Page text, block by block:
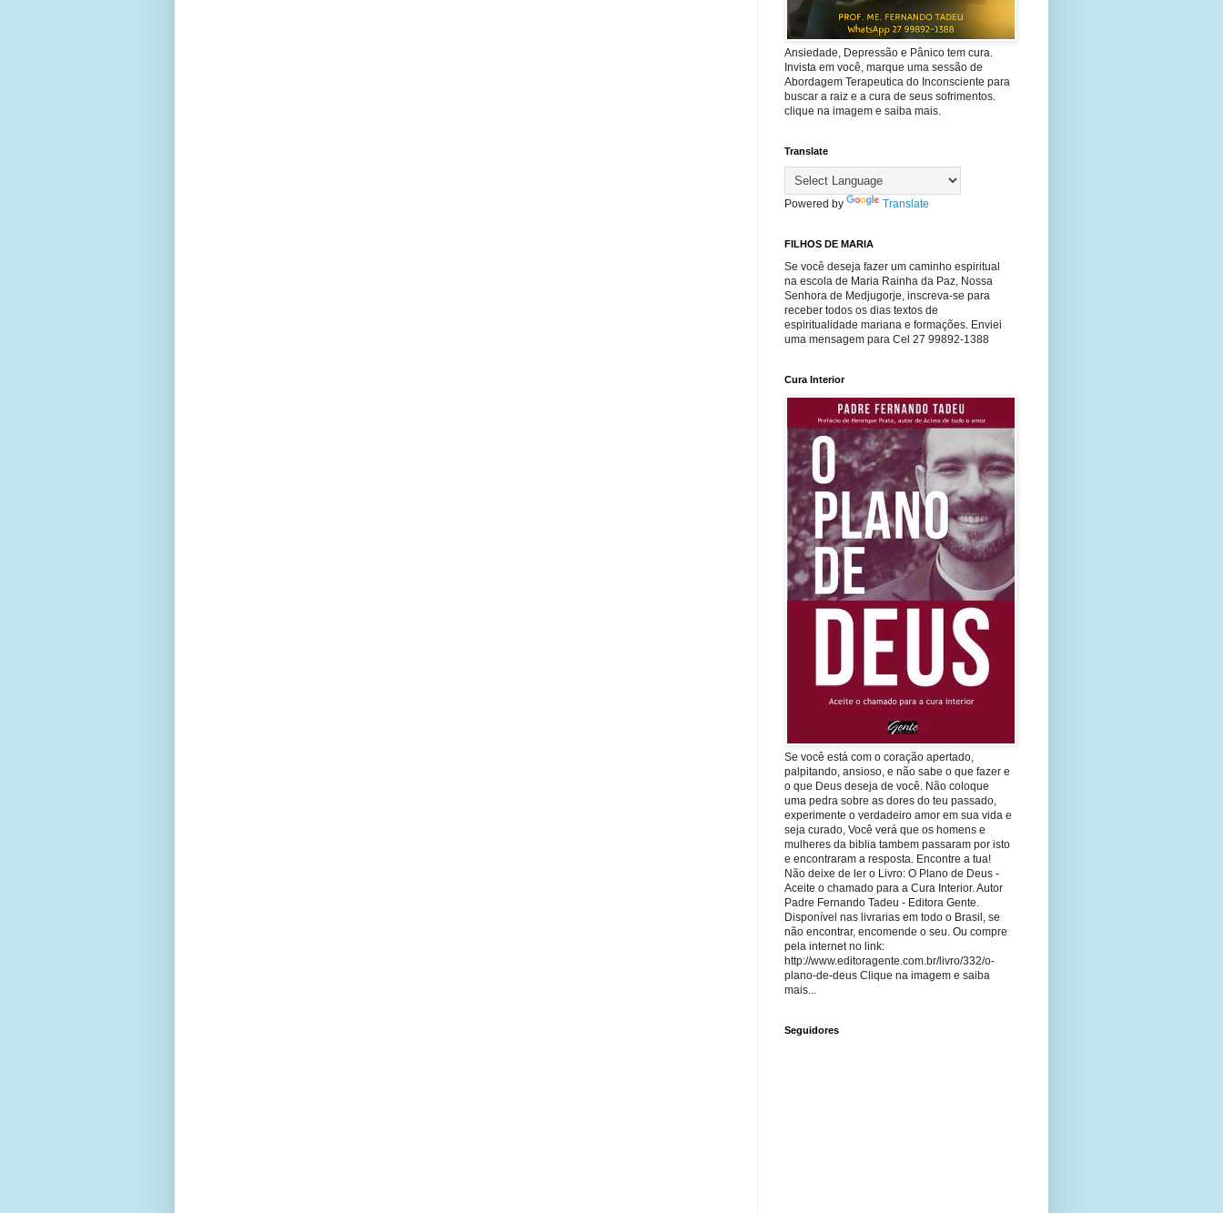
Ansiedade, Depressão e Pânico tem cura.
Invista em você, marque uma sessão de
Abordagem Terapeutica do Inconsciente para
buscar a raiz e a cura de seus sofrimentos.
clique na imagem e saiba mais.
Translate
Powered by Translate
FILHOS DE MARIA
Se você deseja fazer um caminho espiritual
na escola de Maria Rainha da Paz, Nossa
Senhora de Medjugorje, inscreva-se para
receber todos os dias textos de
espiritualidade mariana e formações. Enviei
uma mensagem para Cel 27 99892-1388
Cura Interior
Se você está com o coração apertado,
palpitando, ansioso, e não sabe o que fazer e
o que Deus deseja de você. Não coloque
uma pedra sobre as dores do teu passado,
experimente o verdadeiro amor em sua vida e
seja curado, Você verá que os homens e
mulheres da biblia tambem passaram por isto
e encontraram a resposta. Encontre a tua!
Não deixe de ler o Livro: O Plano de Deus -
Aceite o chamado para a Cura Interior. Autor
Padre Fernando Tadeu - Editora Gente.
Disponível nas livrarias em todo o Brasil, se
não encontrar, encomende o seu. Ou compre
pela internet no link:
http://www.editoragente.com.br/livro/332/o-
plano-de-deus Clique na imagem e saiba
mais...
Seguidores